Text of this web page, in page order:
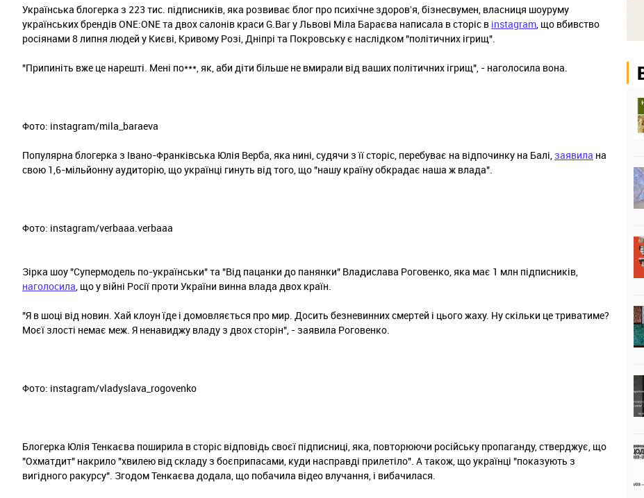
Українська блогерка з 223 тис. підписників, яка розвиває блог про психічне здоровʼя, бізнесвумен, власниця шоуруму
українських брендів ONE:ONE та двох салонів краси G.Bar у Львові Міла Бараєва написала в сторіс в instagram, що вбивство
росіянами 8 липня людей у Києві, Кривому Розі, Дніпрі та Покровську є наслідком "політичних ігрищ".
"Припиніть вже це нарешті. Мені по***, як, аби діти більше не вмирали від ваших політичних ігрищ", - наголосила вона.
Фото: instagram/mila_baraeva
Популярна блогерка з Івано-Франківська Юлія Верба, яка нині, судячи з її сторіс, перебуває на відпочинку на Балі, заявила на
свою 1,6-мільйонну аудиторію, що українці гинуть від того, що "нашу країну обкрадає наша ж влада".
Фото: instagram/verbaaa.verbaaa
Зірка шоу "Супермодель по-українськи" та "Від пацанки до панянки" Владислава Роговенко, яка має 1 млн підписників,
наголосила, що у війні Росії проти України винна влада двох країн.
"Я в шоці від новин. Хай клоун їде і домовляється про мир. Досить безневинних смертей і цього жаху. Ну скільки це триватиме?
Моєї злості немає меж. Я ненавиджу владу з двох сторін", - заявила Роговенко.
Фото: instagram/vladyslava_rogovenko
Блогерка Юлія Тенкаєва поширила в сторіс відповідь своєї підписниці, яка, повторюючи російську пропаганду, стверджує, що
"Охматдит" накрило "хвилею від складу з боєприпасами, куди насправді прилетіло". А також, що українці "показують з
вигідного ракурсу". Згодом Тенкаєва додала, що побачила відео влучання, і вибачилася.